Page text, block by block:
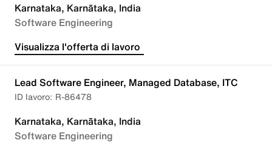
Karnataka, Karnātaka, India
Software Engineering
Visualizza l'offerta di lavoro
Lead Software Engineer, Managed Database, ITC
R-86478
Karnataka, Karnātaka, India
Software Engineering